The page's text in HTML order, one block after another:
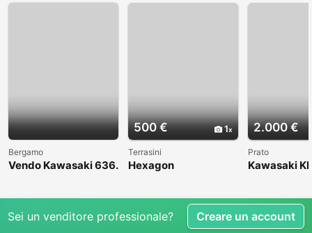
Bergamo
Vendo Kawasaki 636.
500 € 1
Terrasini
Hexagon
2.000 €
Prato
Kawasaki
Sei un venditore professionale? Creare un account